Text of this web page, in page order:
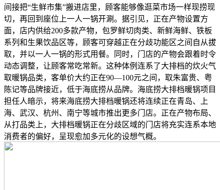
间接把“生鲜市集”搬进店里，顾客能够像逛菜市场一样现捞现
切，再回到座位上一人一锅开涮。据引见，正在产物设置方
面，店内供给200多款产物，包罗鲜切肉类、新鲜海鲜、铁板
系列和生果饮品区等，顾客可穿越正在分歧功能区之间自从拔
取，并以一人一锅的形式用餐。同时，门店的产物会跟着时令
动态调整，让顾客常吃常新。这种体例连系了大排档的炊火气
取暖锅品类，客单价大约正在90—100元之间，取朱富贵、粤
陈记等品牌接近，低于海底捞从品牌。海底捞大排档暖锅项目
担任人暗示，将来海底捞大排档暖锅还将连续正在青岛、上
海、武汉、杭州、南宁等城市推出更多门店。正在产物布局、
从打品类上，大排档暖锅正在分歧区域的门店将充实连系本地
消费者的偏好，呈现愈加多元化的设想气概。